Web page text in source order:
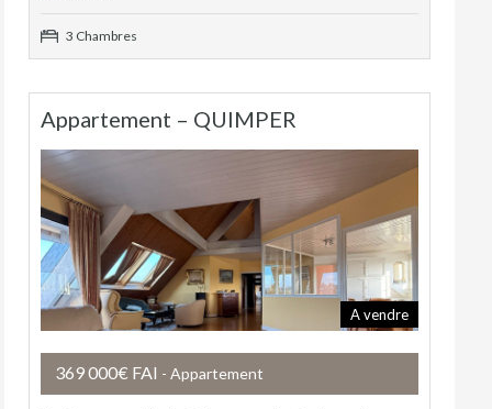
3 Chambres
Appartement – QUIMPER
A vendre
369 000€ FAI - Appartement